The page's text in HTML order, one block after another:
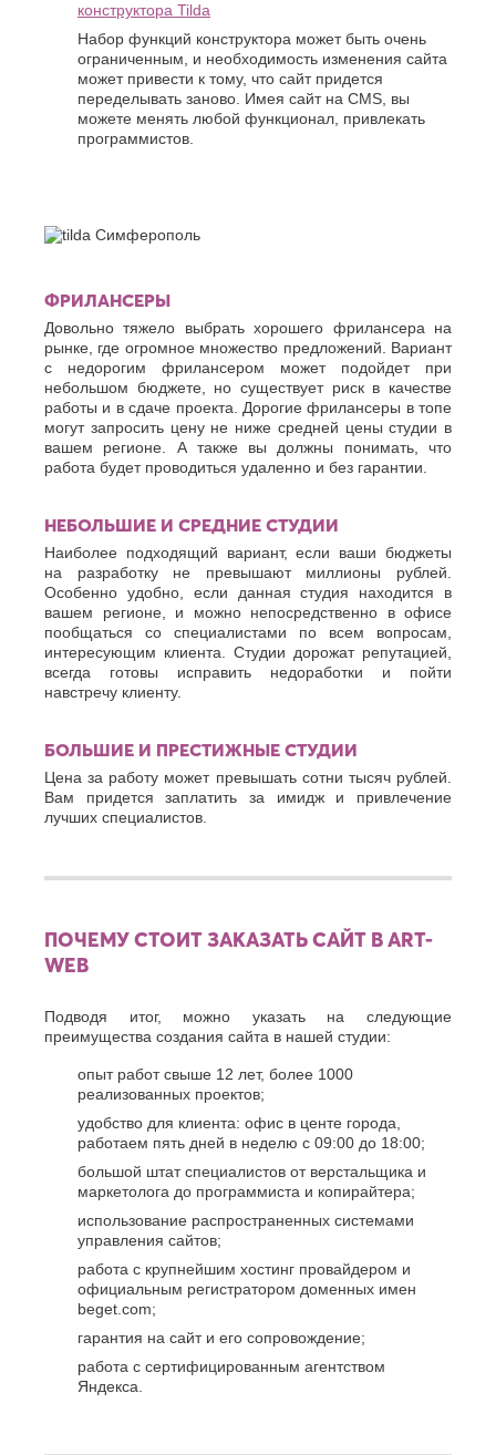
конструктора Tilda
Набор функций конструктора может быть очень
ограниченным, и необходимость изменения сайта
может привести к тому, что сайт придется
переделывать заново. Имея сайт на CMS, вы
можете менять любой функционал, привлекать
программистов.
ФРИЛАНСЕРЫ
Довольно тяжело выбрать хорошего фрилансера на
рынке, где огромное множество предложений. Вариант
с недорогим фрилансером может подойдет при
небольшом бюджете, но существует риск в качестве
работы и в сдаче проекта. Дорогие фрилансеры в топе
могут запросить цену не ниже средней цены студии в
вашем регионе. А также вы должны понимать, что
работа будет проводиться удаленно и без гарантии.
НЕБОЛЬШИЕ И СРЕДНИЕ СТУДИИ
Наиболее подходящий вариант, если ваши бюджеты
на разработку не превышают миллионы рублей.
Особенно удобно, если данная студия находится в
вашем регионе, и можно непосредственно в офисе
пообщаться со специалистами по всем вопросам,
интересующим клиента. Студии дорожат репутацией,
всегда готовы исправить недоработки и пойти
навстречу клиенту.
БОЛЬШИЕ И ПРЕСТИЖНЫЕ СТУДИИ
Цена за работу может превышать сотни тысяч рублей.
Вам придется заплатить за имидж и привлечение
лучших специалистов.
ПОЧЕМУ СТОИТ ЗАКАЗАТЬ САЙТ В ART-
WEB
Подводя итог, можно указать на следующие
преимущества создания сайта в нашей студии:
опыт работ свыше 12 лет, более 1000
реализованных проектов;
удобство для клиента: офис в центе города,
работаем пять дней в неделю с 09:00 до 18:00;
большой штат специалистов от верстальщика и
маркетолога до программиста и копирайтера;
использование распространенных системами
управления сайтов;
работа с крупнейшим хостинг провайдером и
официальным регистратором доменных имен
beget.com;
гарантия на сайт и его сопровождение;
работа с сертифицированным агентством
Яндекса.